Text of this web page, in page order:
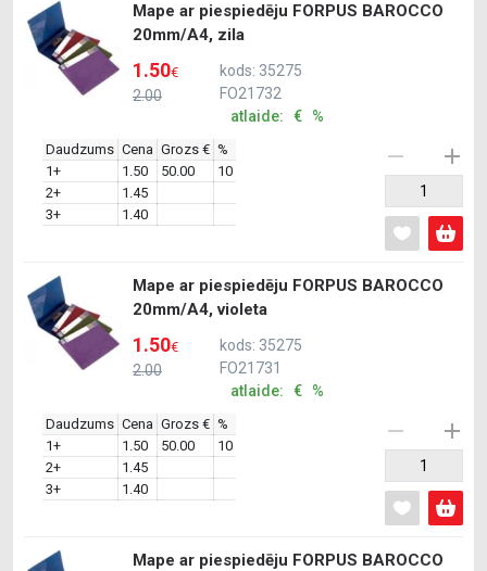
Mape ar piespiedēju FORPUS BAROCCO
20mm/A4, zila
2.00
1.50€
kods: 35275
FO21732
atlaide: € %
Daudzums Cena Grozs € %
1+
1.50 50.00
10
2+
1.45
3+
1.40
Mape ar piespiedēju FORPUS BAROCCO
20mm/A4, violeta
2.00
1.50€
kods: 35275
FO21731
atlaide: € %
Daudzums Cena Grozs € %
1+
1.50 50.00
10
2+
1.45
3+
1.40
Mape ar piespiedēju FORPUS BAROCCO